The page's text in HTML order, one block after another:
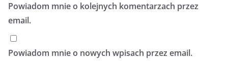
Powiadom mnie o kolejnych komentarzach przez
email.
Powiadom mnie o nowych wpisach przez email.